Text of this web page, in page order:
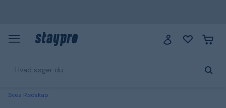
Svea Redskap